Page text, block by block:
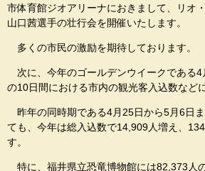
市体育館ジオアリーナにおきまして、リオ
山口茜選手の壮行会を開催いたします。
多くの市民の激励を期待しております。
次に、今年のゴールデンウイークである
の10日間における市内の観光客入込数など
昨年の同時期である4月25日から5月6日
ても、今年は総入込数で14,909人増え、
す。
特に、福井県立恐竜博物館には82,373人